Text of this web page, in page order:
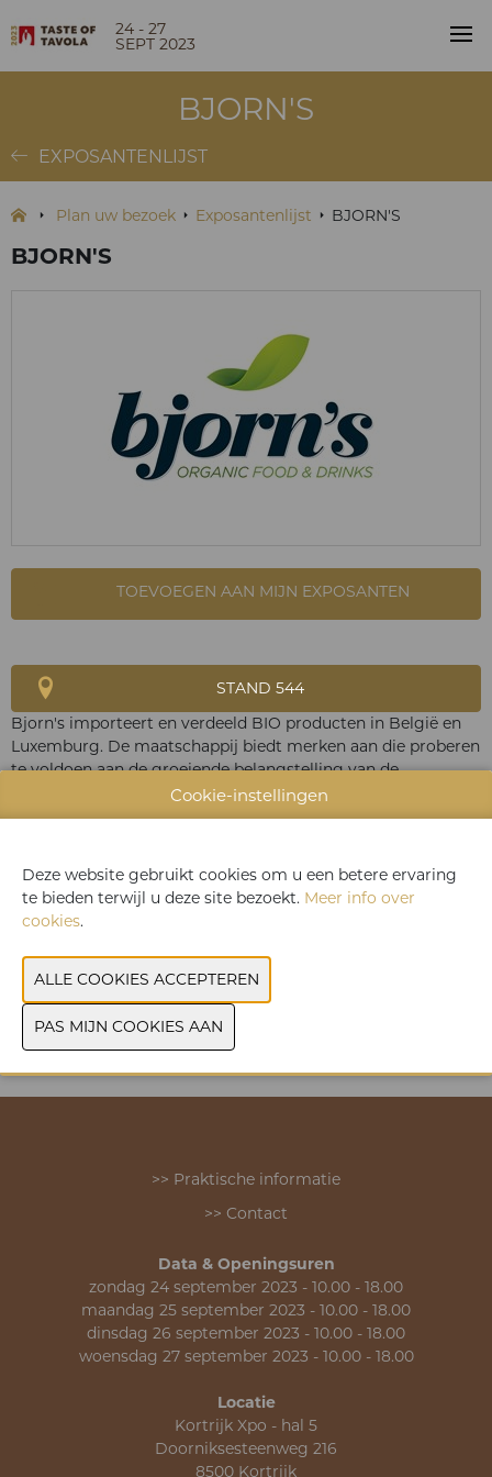
24 - 27
SEPT 2023
BJORN'S
EXPOSANTENLIJST
Plan uw bezoek Exposantenlijst BJORN'S
BJORN'S
TOEVOEGEN AAN MIJN EXPOSANTEN
STAND 544
Bjorn's importeert en verdeeld BIO producten in België en
Luxemburg. De maatschappij biedt merken aan die proberen
te voldoen aan de groeiende belangstelling van de
consument voor gezonde consumptie alternatieven. De
catalogus bestaat uit producten met een hoge toegevoegde
WEBSITE CATALOGUS
PRODUCTGROEP
>> Praktische informatie
>> Contact
Data & Openingsuren
zondag 24 september 2023 - 10.00 - 18.00
maandag 25 september 2023 - 10.00 - 18.00
dinsdag 26 september 2023 - 10.00 - 18.00
woensdag 27 september 2023 - 10.00 - 18.00
Locatie
Kortrijk Xpo - hal 5
Doorniksesteenweg 216
8500 Kortrijk
Cookie-instellingen
Deze website gebruikt cookies om u een betere ervaring
te bieden terwijl u deze site bezoekt. Meer info over
cookies.